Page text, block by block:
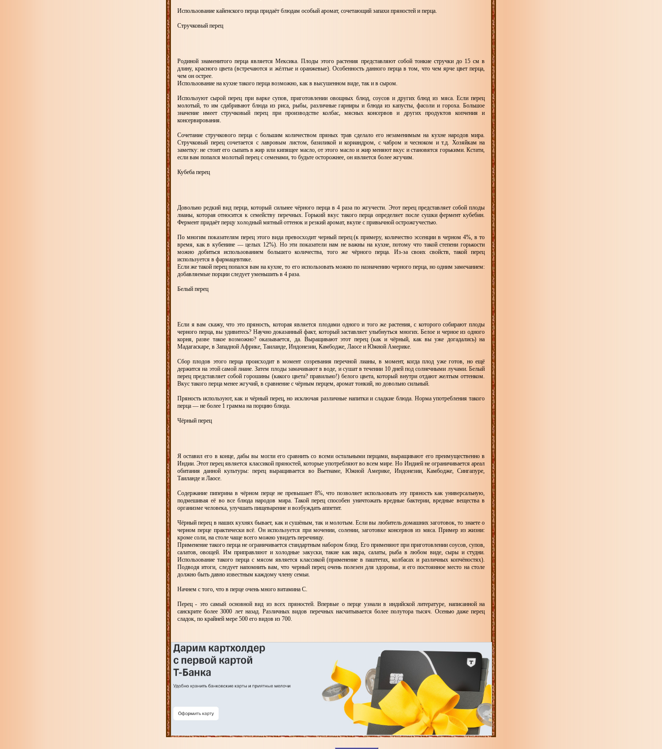
Использование кайенского перца придаёт блюдам особый аромат, сочетающий запахи пряностей и перца.
Стручковый перец
Родиной знаменитого перца является Мексика. Плоды этого растения представляют собой тонкие стручки до 15 см в
длину, красного цвета (встречаются и жёлтые и оранжевые). Особенность данного перца в том, что чем ярче цвет перца,
чем он острее.
Использование на кухне такого перца возможно, как в высушенном виде, так и в сыром.
Используют сырой перец при варке супов, приготовлении овощных блюд, соусов и других блюд из мяса. Если перец
молотый, то им сдабривают блюда из риса, рыбы, различные гарниры и блюда из капусты, фасоли и гороха. Большое
значение имеет стручковый перец при производстве колбас, мясных консервов и других продуктов копчения и
консервирования.
Сочетание стручкового перца с большим количеством пряных трав сделало его незаменимым на кухне народов мира.
Стручковый перец сочетается с лавровым листом, базиликой и кориандром, с чабром и чесноком и т.д. Хозяйкам на
заметку: не стоит его сыпать в жир или кипящее масло, от этого масло и жир меняют вкус и становятся горькими. Кстати,
если вам попался молотый перец с семенами, то будьте осторожнее, он является более жгучим.
Кубеба перец
Довольно редкий вид перца, который сильнее чёрного перца в 4 раза по жгучести. Этот перец представляет собой плоды
лианы, которая относится к семейству перечных. Горький вкус такого перца определяет после сушки фермент кубебин.
Фермент придаёт перцу холодный мятный оттенок и резкий аромат, вкупе с привычной острожгучестью.
По многим показателям перец этого вида превосходит черный перец (к примеру, количество эссенции в черном 4%, в то
время, как в кубенине — целых 12%). Но эти показатели нам не важны на кухне, потому что такой степени горькости
можно добиться использованием большего количества, того же чёрного перца. Из-за своих свойств, такой перец
используется в фармацевтике.
Если же такой перец попался вам на кухне, то его использовать можно по назначению черного перца, но одним замечанием:
добавляемые порции следует уменьшить в 4 раза.
Белый перец
Если я вам скажу, что это пряность, которая является плодами одного и того же растения, с которого собирают плоды
черного перца, вы удивитесь? Научно доказанный факт, который заставляет улыбнуться многих. Белое и черное из одного
корня, разве такое возможно? оказывается, да. Выращивают этот перец (как и чёрный, как вы уже догадались) на
Мадагаскаре, в Западной Африке, Таиланде, Индонезии, Камбодже, Лаосе и Южной Америке.
Сбор плодов этого перца происходит в момент созревания перечной лианы, в момент, когда плод уже готов, но ещё
держится на этой самой лиане. Затем плоды замачивают в воде, и сушат в течении 10 дней под солнечными лучами. Белый
перец представляет собой горошины (какого цвета? правильно!) белого цвета, который внутри отдают желтым оттенком.
Вкус такого перца менее жгучий, в сравнение с чёрным перцем, аромат тонкий, но довольно сильный.
Пряность используют, как и чёрный перец, но исключая различные напитки и сладкие блюда. Норма употребления такого
перца — не более 1 грамма на порцию блюда.
Чёрный перец
Я оставил его в конце, дабы вы могли его сравнить со всеми остальными перцами, выращивают его преимущественно в
Индии. Этот перец является классикой пряностей, которые употребляют во всем мире. Но Индией не ограничивается ареал
обитания данной культуры: перец выращивается во Вьетнаме, Южной Америке, Индонезии, Камбодже, Сингапуре,
Таиланде и Лаосе.
Содержание пиперина в чёрном перце не превышает 8%, что позволяет использовать эту пряность как универсальную,
подмешивая её во все блюда народов мира. Такой перец способен уничтожать вредные бактерии, вредные вещества в
организме человека, улучшать пищеварение и возбуждать аппетит.
Чёрный перец в наших кухнях бывает, как и сушёным, так и молотым. Если вы любитель домашних заготовок, то знаете о
черном перце практически всё. Он используется при мочении, солении, заготовке консервов из мяса. Пример из жизни:
кроме соли, на столе чаще всего можно увидеть перечницу.
Применение такого перца не ограничивается стандартным набором блюд. Его применяют при приготовлении соусов, супов,
салатов, овощей. Им приправляют и холодные закуски, такие как икра, салаты, рыба в любом виде, сыры и студни.
Использование такого перца с мясом является классикой (применение в паштетах, колбасах и различных копчёностях).
Подводя итоги, следует напомнить вам, что черный перец очень полезен для здоровья, и его постоянное место на столе
должно быть давно известным каждому члену семьи.
Начнем с того, что в перце очень много витамина С.
Перец - это самый основной вид из всех пряностей. Впервые о перце узнали в индийской литературе, написанной на
санскрите более 3000 лет назад. Различных видов перечных насчитывается более полутора тысяч. Осенью даже перец
сладок, по крайней мере 500 его видов из 700.